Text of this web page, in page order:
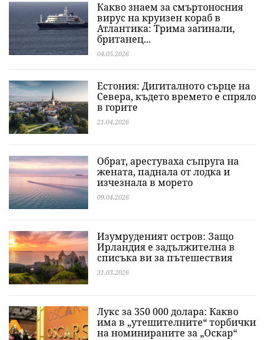
Какво знаем за смъртоносния
вирус на круизен кораб в
Атлантика: Трима загинали,
британец...
04.05.2026
Естония: Дигиталното сърце на
Севера, където времето е спряло
в горите
21.04.2026
Обрат, арестуваха съпруга на
жената, паднала от лодка и
изчезнала в морето
09.04.2026
Изумруденият остров: Защо
Ирландия е задължителна в
списъка ви за пътешествия
31.03.2026
Лукс за 350 000 долара: Какво
има в „утешителните“ торбички
на номинираните за „Оскар“